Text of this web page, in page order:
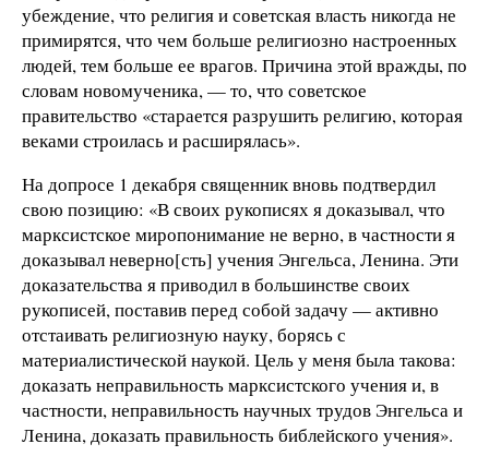
убеждение, что религия и советская власть никогда не
примирятся, что чем больше религиозно настроенных
людей, тем больше ее врагов. Причина этой вражды, по
словам новомученика, — то, что советское
правительство «старается разрушить религию, которая
веками строилась и расширялась».
На допросе 1 декабря священник вновь подтвердил
свою позицию: «В своих рукописях я доказывал, что
марксистское миропонимание не верно, в частности я
доказывал неверно[сть] учения Энгельса, Ленина. Эти
доказательства я приводил в большинстве своих
рукописей, поставив перед собой задачу — активно
отстаивать религиозную науку, борясь с
материалистической наукой. Цель у меня была такова:
доказать неправильность марксистского учения и, в
частности, неправильность научных трудов Энгельса и
Ленина, доказать правильность библейского учения».